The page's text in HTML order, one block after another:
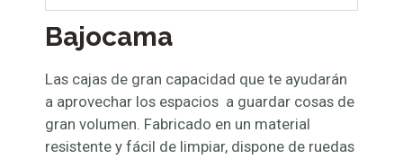
Bajocama
Las cajas de gran capacidad que te ayudarán
a aprovechar los espacios a guardar cosas de
gran volumen. Fabricado en un material
resistente y fácil de limpiar, dispone de ruedas